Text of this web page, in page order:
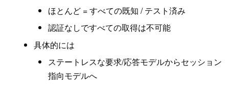
ほとんど = すべての既知 / テスト済み
認証なしですべての取得は不可能
具体的には
ステートレスな要求/応答モデルからセッション
指向モデルへ